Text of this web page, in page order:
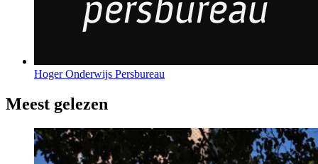
Hoger Onderwijs Persbureau
Meest gelezen